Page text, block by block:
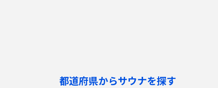
都道府県からサウナを探す